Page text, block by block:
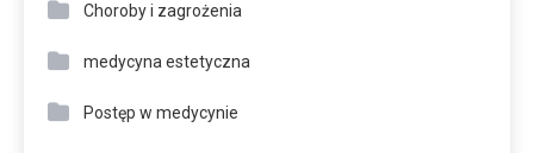
Choroby i zagrożenia
medycyna estetyczna
Postęp w medycynie